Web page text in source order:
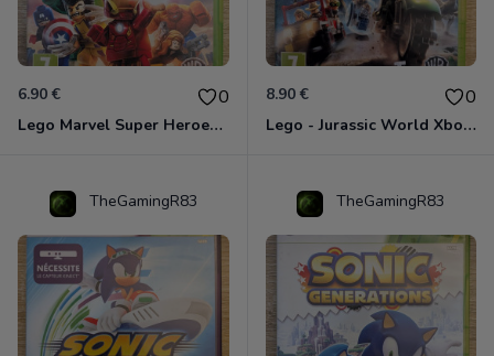
6.90 € 0
Lego Marvel Super Heroes Xbox 360
8.90 € 0
Lego - Jurassic World Xbox 360
TheGamingR83 TheGamingR83